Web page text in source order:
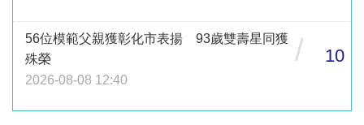
56位模範父親獲彰化市表揚 93歲雙壽星同獲
殊榮
2026-08-08 12:40
/ 10